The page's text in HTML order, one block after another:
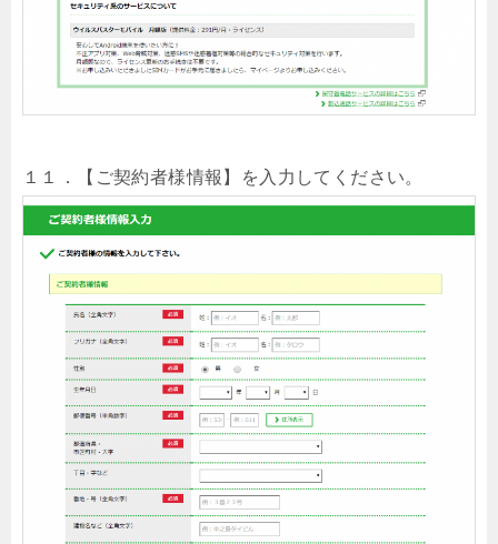
１１．【ご契約者様情報】を入力してください。